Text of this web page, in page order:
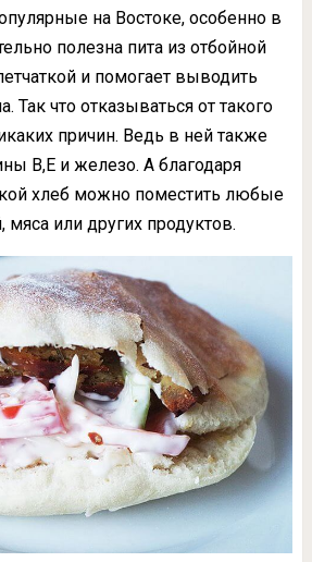
на Востоке, особенно в
полезна пита из отбойной
и помогает выводить
Так что отказываться от такого
причин. Ведь в ней также
В,Е и железо. А благодаря
хлеб можно поместить любые
или других продуктов.